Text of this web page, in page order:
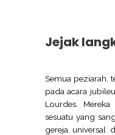
Jejak
Semua peziarah,
pada acara
Lourdes.
sesuatu yang
gereja universal